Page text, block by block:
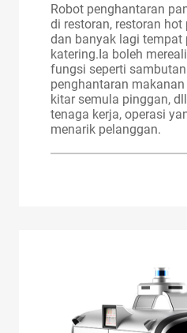
Robot penghantaran
di restoran, restoran hot
dan banyak lagi tempat
katering.Ia boleh
fungsi seperti
penghantaran
kitar semula pinggan,
tenaga kerja, operasi
menarik pelanggan.